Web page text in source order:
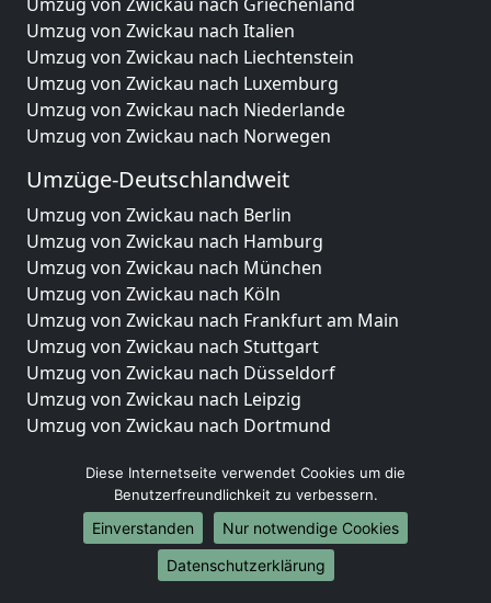
Umzug von Zwickau nach Italien
Umzug von Zwickau nach Liechtenstein
Umzug von Zwickau nach Luxemburg
Umzug von Zwickau nach Niederlande
Umzug von Zwickau nach Norwegen
Umzüge-Deutschlandweit
Umzug von Zwickau nach Berlin
Umzug von Zwickau nach Hamburg
Umzug von Zwickau nach München
Umzug von Zwickau nach Köln
Umzug von Zwickau nach Frankfurt am Main
Umzug von Zwickau nach Stuttgart
Umzug von Zwickau nach Düsseldorf
Umzug von Zwickau nach Leipzig
Umzug von Zwickau nach Dortmund
Umzug von Zwickau nach Bremen
Umzug von Zwickau nach Dresden
Umzug von Zwickau nach Hannover
Umzug von Zwickau nach Nürnberg
Umzug von Zwickau nach Duisburg
Diese Internetseite verwendet Cookies um die
Benutzerfreundlichkeit zu verbessern.
Einverstanden
Nur notwendige Cookies
Datenschutzerklärung